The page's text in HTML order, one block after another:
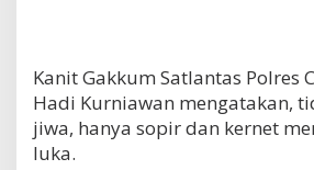
Kanit Gakkum Satlantas Polres
Hadi Kurniawan mengatakan,
jiwa, hanya sopir dan kernet
luka.